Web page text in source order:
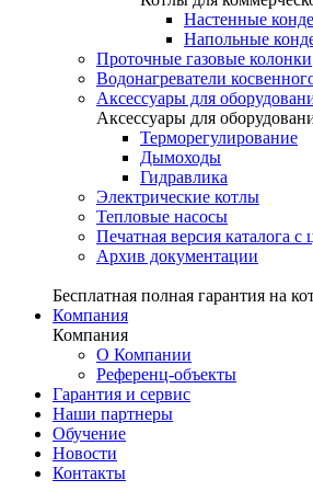
Настенные
Напольные
Проточные газовые колонки
Водонагреватели
Аксессуары для
Аксессуары для
Терморегулирование
Дымоходы
Гидравлика
Электрические котлы
Тепловые насосы
Печатная версия каталога с
Архив документации
Бесплатная полная гарантия на
Компания
Компания
О Компании
Референц-объекты
Гарантия и сервис
Наши партнеры
Обучение
Новости
Контакты